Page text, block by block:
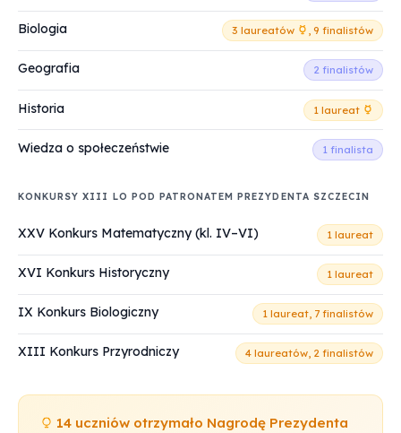
Biologia 3 laureatów , 9 finalistów
Geografia 2 finalistów
Historia 1 laureat
Wiedza o społeczeństwie 1 finalista
KONKURSY XIII LO POD PATRONATEM PREZYDENTA SZCZECIN
XXV Konkurs Matematyczny (kl. IV–VI) 1 laureat
XVI Konkurs Historyczny 1 laureat
IX Konkurs Biologiczny 1 laureat, 7 finalistów
XIII Konkurs Przyrodniczy 4 laureatów, 2 finalistów
14 uczniów otrzymało Nagrodę Prezydenta